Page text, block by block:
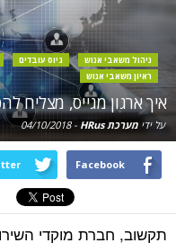
ניהול משאבי אנוש גיוס עובדים
ראיון משאבי אנוש
איך ארגון מגייס, מצליח
על ידי מערכת HRus -
04/10/2018
Facebook